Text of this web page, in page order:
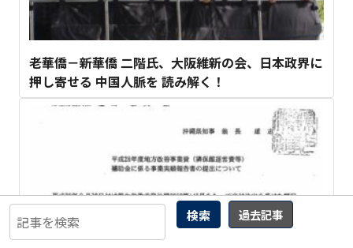
検索 過去記事
老華僑－新華僑 二階氏、大阪維新の会、日本政界に
押し寄せる 中国人脈を 読み解く！